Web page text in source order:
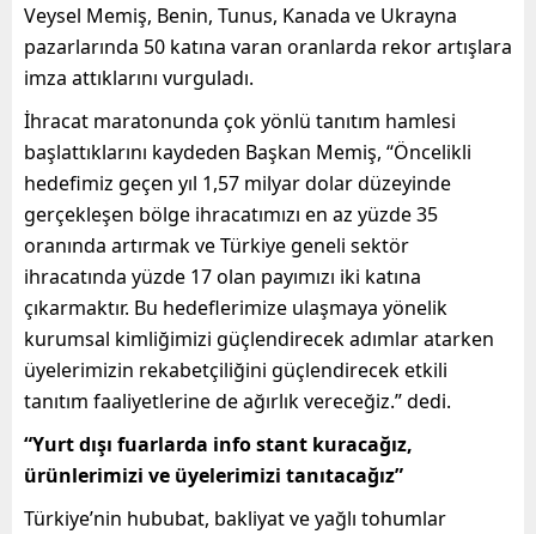
Veysel Memiş, Benin, Tunus, Kanada ve Ukrayna
pazarlarında 50 katına varan oranlarda rekor artışlara
imza attıklarını vurguladı.
İhracat maratonunda çok yönlü tanıtım hamlesi
başlattıklarını kaydeden Başkan Memiş, “Öncelikli
hedefimiz geçen yıl 1,57 milyar dolar düzeyinde
gerçekleşen bölge ihracatımızı en az yüzde 35
oranında artırmak ve Türkiye geneli sektör
ihracatında yüzde 17 olan payımızı iki katına
çıkarmaktır. Bu hedeflerimize ulaşmaya yönelik
kurumsal kimliğimizi güçlendirecek adımlar atarken
üyelerimizin rekabetçiliğini güçlendirecek etkili
tanıtım faaliyetlerine de ağırlık vereceğiz.” dedi.
“Yurt dışı fuarlarda info stant kuracağız,
ürünlerimizi ve üyelerimizi tanıtacağız”
Türkiye’nin hububat, bakliyat ve yağlı tohumlar